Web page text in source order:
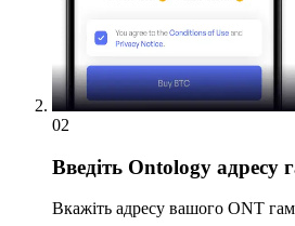
02
Введіть Ontology адресу
Вкажіть адресу вашого ONT